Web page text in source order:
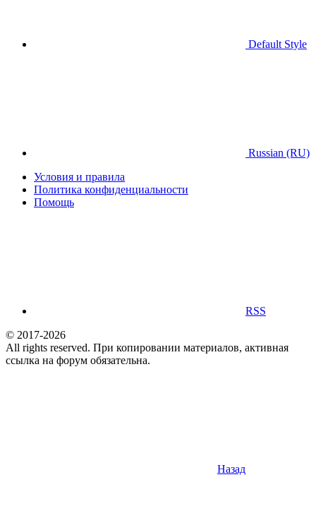
Default Style
Russian (RU)
Условия и правила
Политика конфиденциальности
Помощь
RSS
© 2017-2026
All rights reserved. При копировании материалов, активная
ссылка на форум обязательна.
Назад